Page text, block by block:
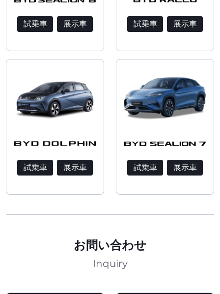
試乗車 展示車 試乗車 展示車
試乗車 展示車 試乗車 展示車
お問い合わせ
Inquiry